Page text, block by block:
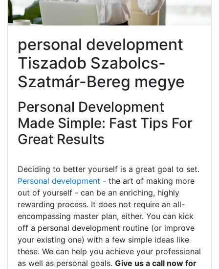
personal development
Tiszadob Szabolcs-
Szatmár-Bereg megye
Personal Development
Made Simple: Fast Tips For
Great Results
Deciding to better yourself is a great goal to set.
Personal development - the art of making more
out of yourself - can be an enriching, highly
rewarding process. It does not require an all-
encompassing master plan, either. You can kick
off a personal development routine (or improve
your existing one) with a few simple ideas like
these. We can help you achieve your professional
as well as personal goals. Give us a call now for